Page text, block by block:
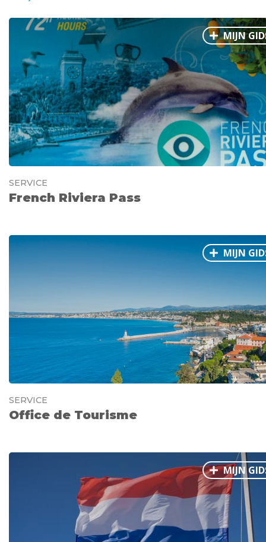
MIJN
SERVICE
French Riviera Pass
MIJN
SERVICE
Office de Tourisme
MIJN